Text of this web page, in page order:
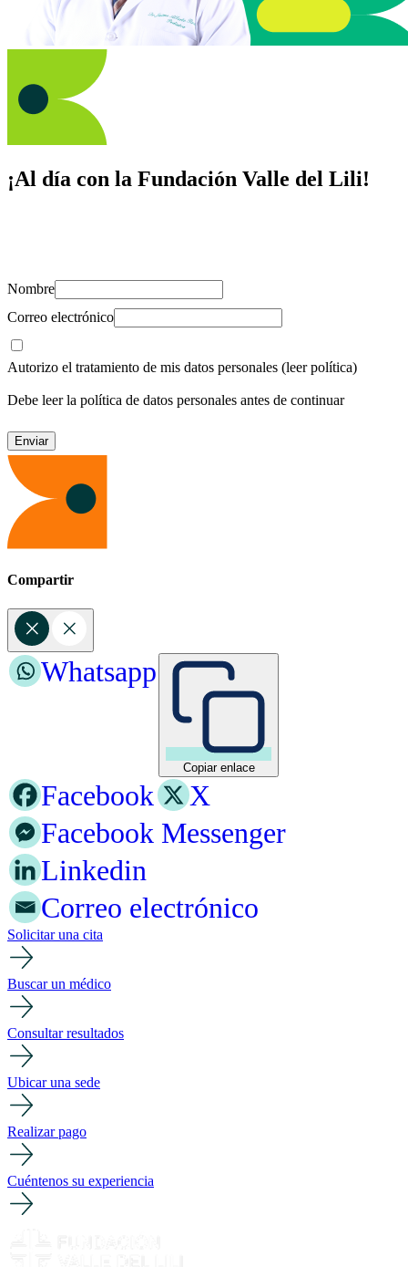
¡Al día con la Fundación Valle del Lili!
Nombre
Correo electrónico
Autorizo el tratamiento de mis datos personales (leer política)
Debe leer la política de datos personales antes de continuar
Compartir
Copiar enlace
Whatsapp
Facebook
X
Facebook Messenger
Linkedin
Correo electrónico
Solicitar una cita
Buscar un médico
Consultar resultados
Ubicar una sede
Realizar pago
Cuéntenos su experiencia